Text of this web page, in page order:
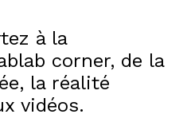
à la
corner, de la
la réalité
vidéos.